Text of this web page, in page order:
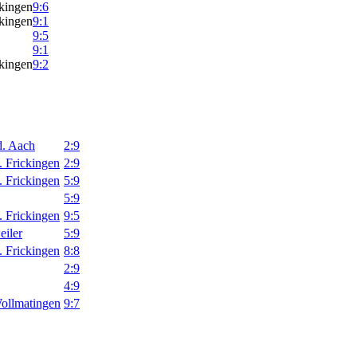
9:6
9:1
9:5
9:1
9:2
Aach
2:9
Frickingen 2:9
Frickingen 5:9
5:9
Frickingen 9:5
5:9
Frickingen 8:8
2:9
4:9
9:7